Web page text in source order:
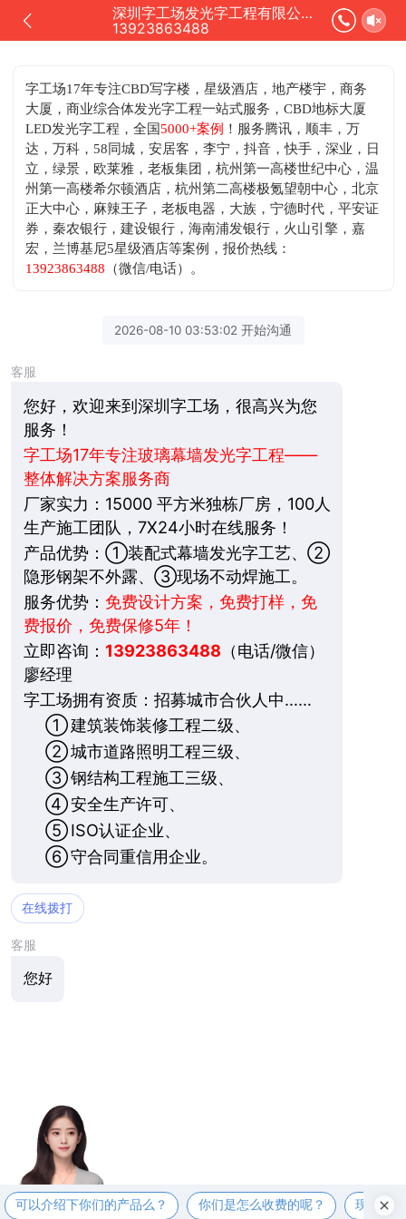
深圳字工场发光字工程有限公司正在为您服务
13923863488
字工场17年专注CBD写字楼，星级酒店，地产楼宇，商务
大厦，商业综合体发光字工程一站式服务，CBD地标大厦
LED发光字工程，全国5000+案例 ！服务腾讯，顺丰，万
达，万科，58同城，安居客，李宁，抖音，快手，深业，日
立，绿景，欧莱雅，老板集团，杭州第一高楼世纪中心，温
州第一高楼希尔顿酒店，杭州第二高楼极氪望朝中心，北京
正大中心，麻辣王子，老板电器，大族，宁德时代，平安证
券，秦农银行，建设银行，海南浦发银行，火山引擎，嘉
宏，兰博基尼5星级酒店等案例，报价热线：
13923863488 （微信/电话）。
2026-08-10 03:53:02 开始沟通
客服
您好，欢迎来到深圳字工场，很高兴为您
服务！
字工场17年专注玻璃幕墙发光字工程——
整体解决方案服务商
厂家实力：15000 平方米独栋厂房，100人
生产施工团队，7X24小时在线服务！
产品优势：①装配式幕墙发光字工艺、②
隐形钢架不外露、③现场不动焊施工。
服务优势： 免费设计方案，免费打样，免
费报价，免费保修5年！
立即咨询： 13923863488 （电话/微信）
廖经理
字工场拥有资质：招募城市合伙人中……
①建筑装饰装修工程二级、
②城市道路照明工程三级、
③钢结构工程施工三级、
④安全生产许可、
⑤ ISO认证企业、
⑥守合同重信用企业。
在线拨打
客服
您好
可以介绍下你们的产品么？ 你们是怎么收费的呢？ 现在有